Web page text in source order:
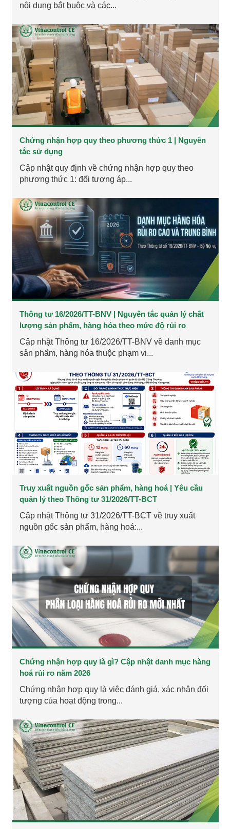
nội dung bắt buộc và các...
Chứng nhận hợp quy theo phương thức 1 | Nguyên
tắc sử dụng
Cập nhật quy định về chứng nhận hợp quy theo
phương thức 1: đối tượng áp...
Thông tư 16/2026/TT-BNV | Nguyên tắc quản lý chất
lượng sản phẩm, hàng hóa theo mức độ rủi ro
Cập nhật Thông tư 16/2026/TT-BNV về danh mục
sản phẩm, hàng hóa thuộc phạm vi...
Truy xuất nguồn gốc sản phẩm, hàng hoá | Yêu cầu
quản lý theo Thông tư 31/2026/TT-BCT
Cập nhật Thông tư 31/2026/TT-BCT về truy xuất
nguồn gốc sản phẩm, hàng hoá:...
Chứng nhận hợp quy là gì? Cập nhật danh mục hàng
hoá rủi ro năm 2026
Chứng nhận hợp quy là việc đánh giá, xác nhận đối
tượng của hoạt động trong...